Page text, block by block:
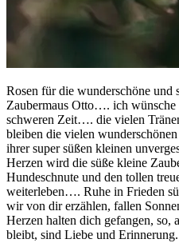
Rosen für die wunderschöne und
Zaubermaus Otto…. ich
schweren Zeit…. die vielen
bleiben die vielen
ihrer super süßen kleinen
Herzen wird die süße kleine
Hundeschnute und den tollen
weiterleben…. Ruhe in Frieden
wir von dir erzählen, fallen
Herzen halten dich gefangen, so,
bleibt, sind Liebe und Erinnerung.